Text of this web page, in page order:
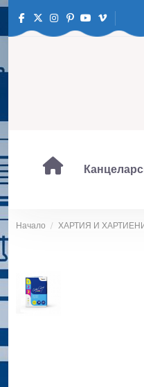
Начало ХАРТИЯ И